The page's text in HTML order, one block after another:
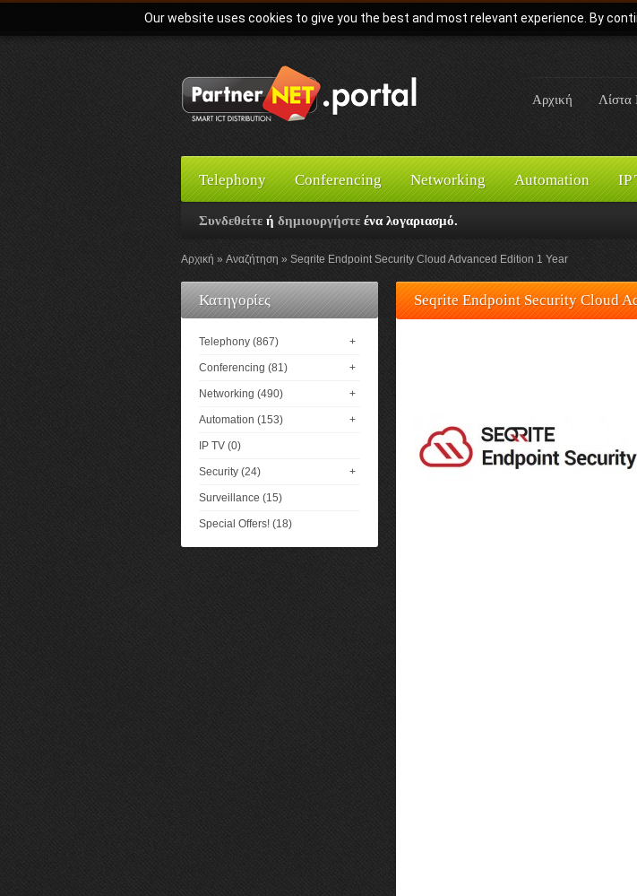
Our website uses cookies to give you the best and most relevant experience. By
Αρχική Λίστα
Telephony Conferencing Networking Automation IP
Συνδεθείτε ή δημιουργήστε ένα λογαριασμό.
Αρχική Αναζήτηση Seqrite Endpoint Security Cloud Advanced Edition 1 Year
Κατηγορίες
Telephony (867) +
Conferencing (81) +
Networking (490) +
Automation (153) +
IP TV (0)
Security (24) +
Surveillance (15)
Special Offers! (18)
Seqrite Endpoint Security Cloud